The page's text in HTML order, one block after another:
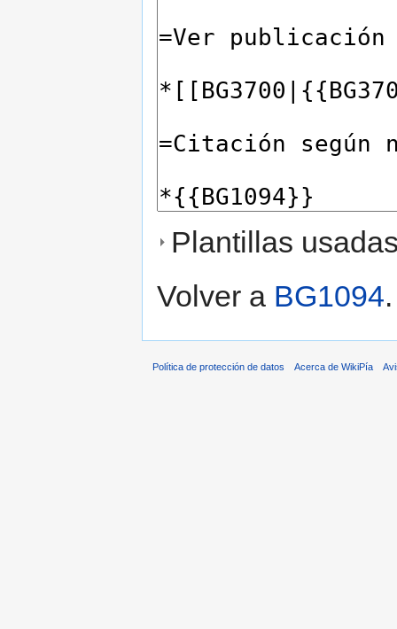
Plantillas
Volver a BG1094.
Política de protección de datos Acerca de WikiPía